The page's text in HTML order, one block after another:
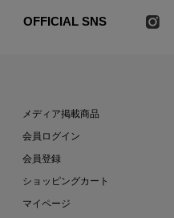
OFFICIAL SNS
メディア掲載商品
会員ログイン
会員登録
ショッピングカート
マイページ